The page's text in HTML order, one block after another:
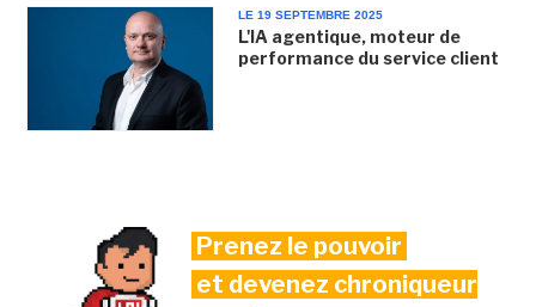
LE 19 SEPTEMBRE 2025
L'IA agentique, moteur de
performance du service client
Prenez le pouvoir
et devenez chroniqueur